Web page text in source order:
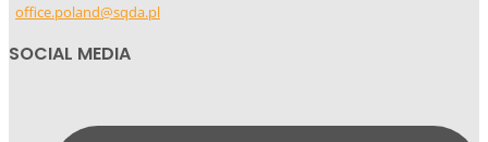
office.poland@sqda.pl
SOCIAL MEDIA